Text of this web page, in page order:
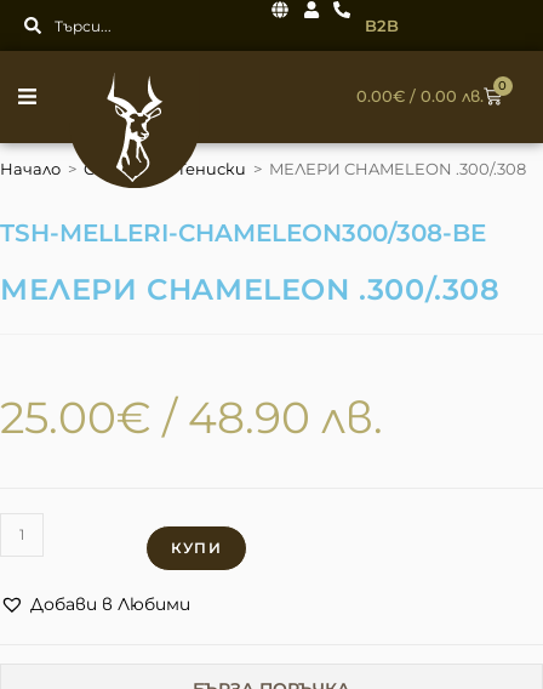
B2B
0.00€/ 0.00 лв.
0
Начало > Облекло Тениски > MЕЛЕРИ CHAMELEON .300/.308
TSH-MELLERI-CHAMELEON300/308-BE
MЕЛЕРИ CHAMELEON .300/.308
25.00€ / 48.90 лв.
КУПИ
Добави в Любими